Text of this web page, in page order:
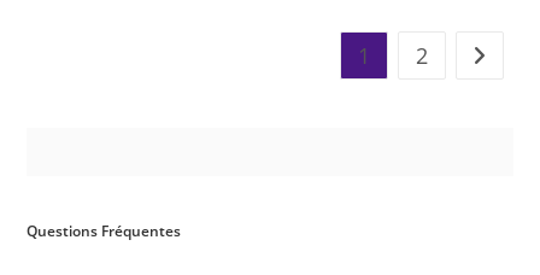
1 2
Questions Fréquentes